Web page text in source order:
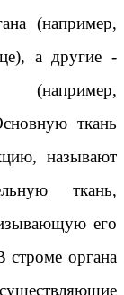
(например,
а другие -
(например,
ткань
называют
ткань,
его
строме органа